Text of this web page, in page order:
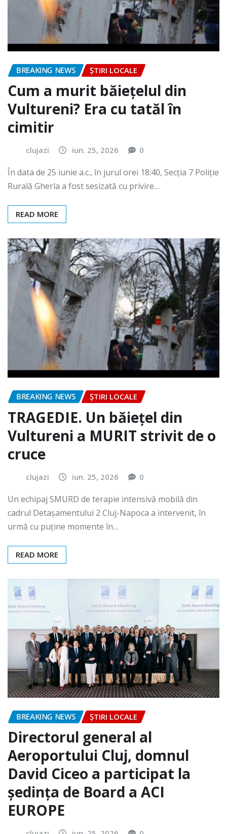
BREAKING NEWS ȘTIRI LOCALE
Cum a murit băiețelul din
Vultureni? Era cu tatăl în
cimitir
clujazi iun. 25, 2026 0
În data de 25 iunie a.c., în jurul orei 18:40, Secția 7 Poliție
Rurală Gherla a fost sesizată cu privire…
READ MORE
BREAKING NEWS ȘTIRI LOCALE
TRAGEDIE. Un băiețel din
Vultureni a MURIT strivit de o
cruce
clujazi iun. 25, 2026 0
Un echipaj SMURD de terapie intensivă mobilă din
cadrul Detașamentului 2 Cluj-Napoca a intervenit, în
urmă cu puține momente în…
READ MORE
BREAKING NEWS ȘTIRI LOCALE
Directorul general al
Aeroportului Cluj, domnul
David Ciceo a participat la
ședința de Board a ACI
EUROPE